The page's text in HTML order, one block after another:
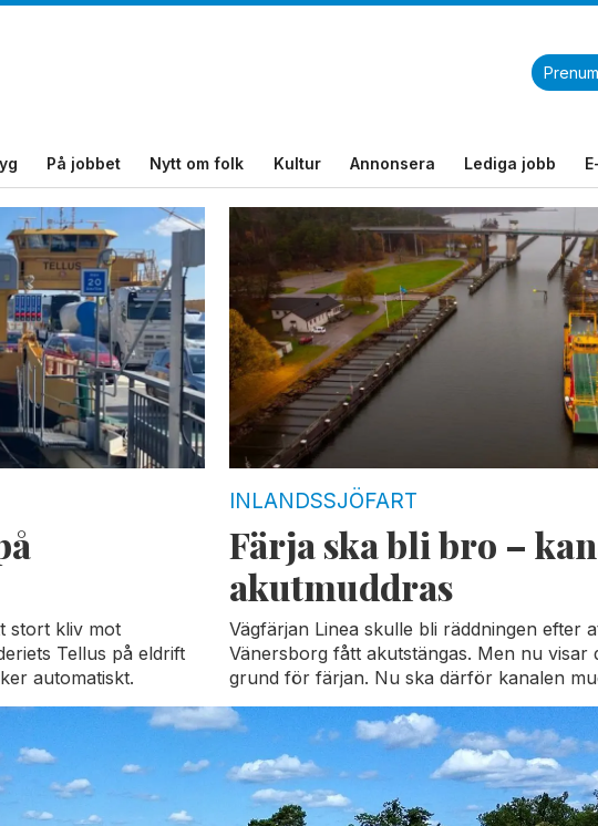
På jobbet Nytt om folk Kultur Annonsera Lediga jobb
stort kliv mot
Tellus på eldrift
automatiskt.
INLANDSSJÖFART
Färja ska bli bro –
akutmuddras
Vägfärjan Linea skulle bli räddningen efter
Vänersborg fått akutstängas. Men nu visar
grund för färjan. Nu ska därför kanalen